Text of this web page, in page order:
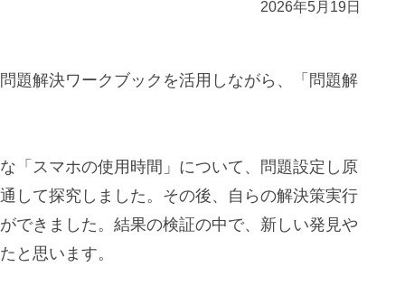
2026年5月19日
題解決ワークブックを活用しながら、「問題解
「スマホの使用時間」について、問題設定し原
して探究しました。その後、自らの解決策実行
できました。結果の検証の中で、新しい発見や
と思います。